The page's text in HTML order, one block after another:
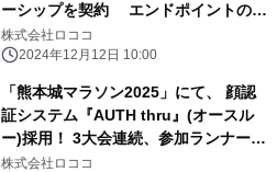
ーシップを契約 エンドポイントのセ
キュリティ対策を強化
株式会社ロココ
2024年12月12日 10:00
「熊本城マラソン2025」にて、 顔認
証システム『AUTH thru』(オースル
ー)採用！ 3大会連続、参加ランナー約
15,000人の本人確認を支えます
株式会社ロココ